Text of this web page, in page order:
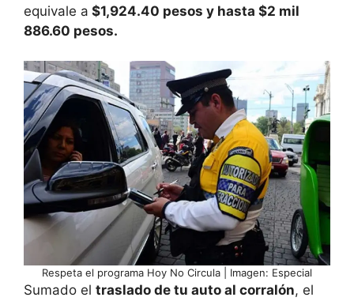
equivale a $1,924.40 pesos y hasta $2 mil
886.60 pesos.
Respeta el programa Hoy No Circula | Imagen: Especial
Sumado el traslado de tu auto al corralón, el